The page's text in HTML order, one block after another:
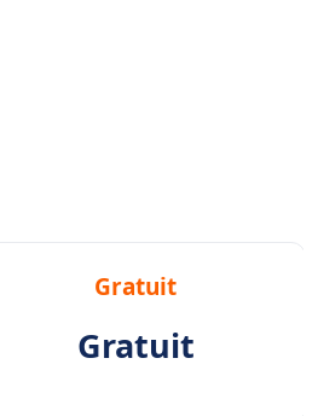
Gratuit
Gratuit